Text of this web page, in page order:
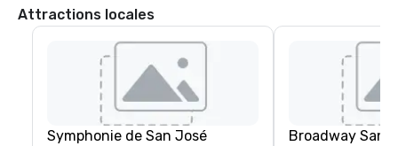
Attractions locales
Symphonie de San José Broadway San